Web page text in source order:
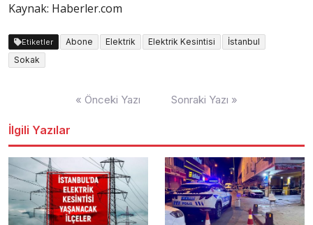
Kaynak: Haberler.com
Etiketler Abone Elektrik Elektrik Kesintisi
İstanbul
Sokak
« Önceki Yazı Sonraki Yazı »
İlgili Yazılar